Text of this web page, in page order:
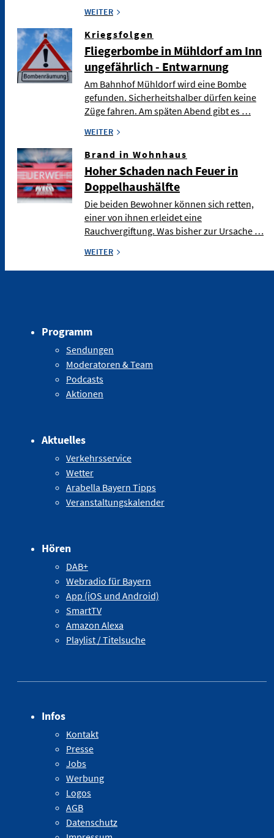
WEITER
Kriegsfolgen
Fliegerbombe in Mühldorf am Inn
ungefährlich - Entwarnung
Am Bahnhof Mühldorf wird eine Bombe
gefunden. Sicherheitshalber dürfen keine
Züge fahren. Am späten Abend gibt es …
WEITER
Brand in Wohnhaus
Hoher Schaden nach Feuer in
Doppelhaushälfte
Die beiden Bewohner können sich retten,
einer von ihnen erleidet eine
Rauchvergiftung. Was bisher zur Ursache …
WEITER
Programm
Sendungen
Moderatoren & Team
Podcasts
Aktionen
Aktuelles
Verkehrsservice
Wetter
Arabella Bayern Tipps
Veranstaltungskalender
Hören
DAB+
Webradio für Bayern
App (iOS und Android)
SmartTV
Amazon Alexa
Playlist / Titelsuche
Infos
Kontakt
Presse
Jobs
Werbung
Logos
AGB
Datenschutz